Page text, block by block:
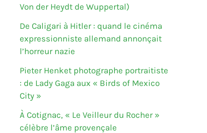
Von der Heydt de Wuppertal)
De Caligari à Hitler : quand le cinéma
expressionniste allemand annonçait
l’horreur nazie
Pieter Henket photographe portraitiste
: de Lady Gaga aux « Birds of Mexico
City »
À Cotignac, « Le Veilleur du Rocher »
célèbre l’âme provençale